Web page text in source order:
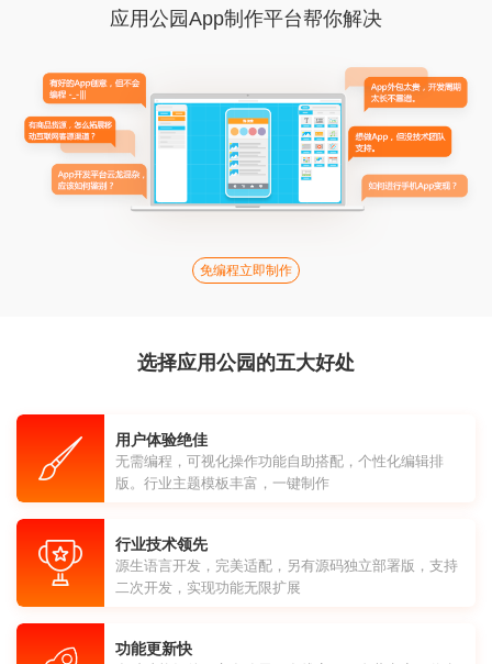
应用公园App制作平台帮你解决
免编程立即制作
选择应用公园的五大好处
用户体验绝佳
无需编程，可视化操作功能自助搭配，个性化编辑排
版。行业主题模板丰富，一键制作
行业技术领先
源生语言开发，完美适配，另有源码独立部署版，支持
二次开发，实现功能无限扩展
功能更新快